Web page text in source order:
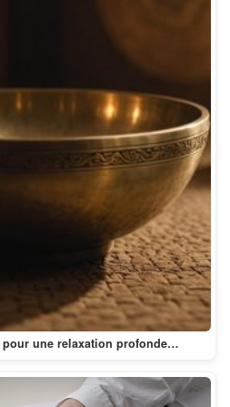
une relaxation profonde…